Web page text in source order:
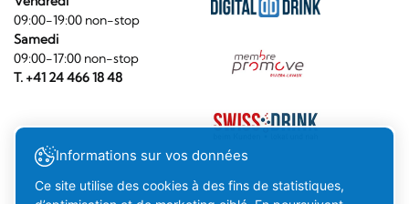
09:00-19:00 non-stop
Samedi
09:00-17:00 non-stop
T. +41 24 466 18 48
Informations sur vos données
Ce site utilise des cookies à des fins de statistiques,